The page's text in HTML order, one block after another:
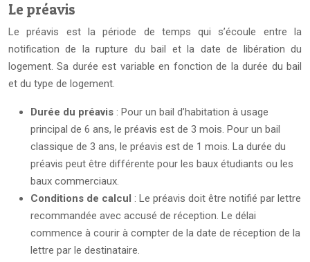
Le préavis
Le préavis est la période de temps qui s’écoule entre la
notification de la rupture du bail et la date de libération du
logement. Sa durée est variable en fonction de la durée du bail
et du type de logement.
Durée du préavis : Pour un bail d’habitation à usage
principal de 6 ans, le préavis est de 3 mois. Pour un bail
classique de 3 ans, le préavis est de 1 mois. La durée du
préavis peut être différente pour les baux étudiants ou les
baux commerciaux.
Conditions de calcul : Le préavis doit être notifié par lettre
recommandée avec accusé de réception. Le délai
commence à courir à compter de la date de réception de la
lettre par le destinataire.